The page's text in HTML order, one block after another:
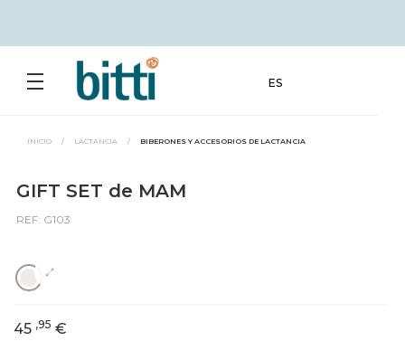
ES
INICIO / LACTANCIA / BIBERONES Y ACCESORIOS DE LACTANCIA
GIFT SET de MAM
REF: G103
45 ,95 €